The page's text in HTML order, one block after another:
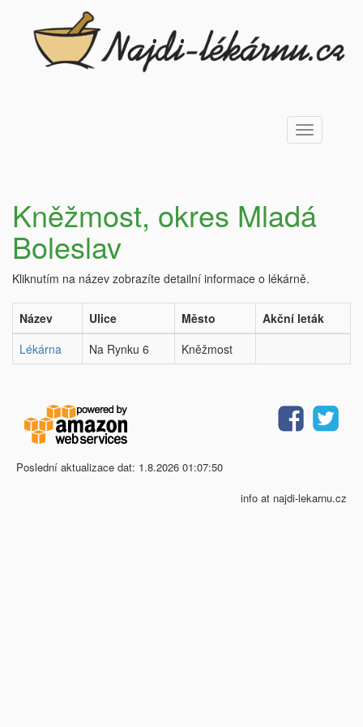
Toggle
navigation
Kněžmost, okres Mladá
Boleslav
Kliknutím na název zobrazíte detailní informace o lékárně.
Název Ulice Město
Akční leták
Lékárna
Na Rynku 6 Kněžmost
Poslední aktualizace dat: 1.8.2026 01:07:50
info at najdi-lekarnu.cz